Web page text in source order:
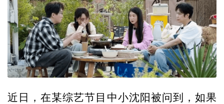
近日，在某综艺节目中小沈阳被问到，如果